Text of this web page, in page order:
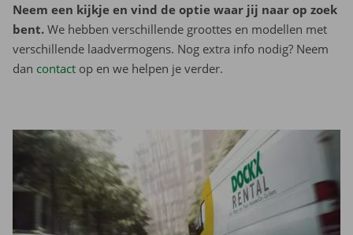
Neem een kijkje en vind de optie waar jij naar op zoek
bent. We hebben verschillende groottes en modellen met
verschillende laadvermogens. Nog extra info nodig? Neem
dan contact op en we helpen je verder.